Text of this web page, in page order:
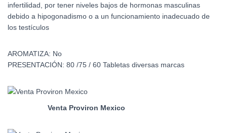
infertilidad, por tener niveles bajos de hormonas masculinas
debido a hipogonadismo o a un funcionamiento inadecuado de
los testículos
AROMATIZA: No
PRESENTACIÓN: 80 /75 / 60 Tabletas diversas marcas
Venta Proviron Mexico